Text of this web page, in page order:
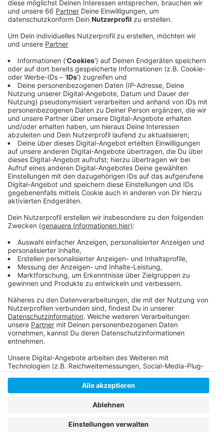
Anzeige
Tabellenzehnten Frankfurt. Zum Weiterkommen sind
zwei Siege nötig, die DEG startet mit einem Heimspiel.
Wir sind dann live dabei. Für die Fortuna lief es am
Wochenende besser, sie gewann in Regensburg mit 1:0
und holte damit den ersten Auswärtssieg in 2023.
Trotzdem hat die Fortuna weiterhin acht Punkte
Rückstand auf die Aufstiegsplätze.
Anzeige
Weitere Infos und Links zum Thema
Anzeige
Hier informiert die DEG
Hier informiert die Fortuna
Anzeige